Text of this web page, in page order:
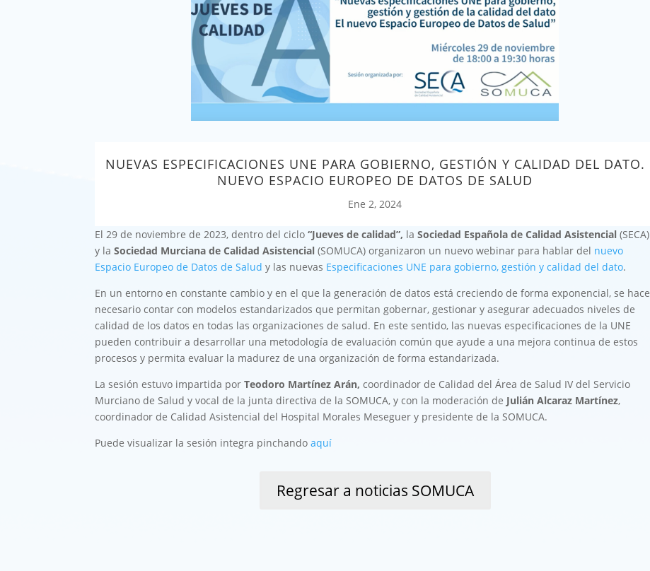
NUEVAS ESPECIFICACIONES UNE PARA GOBIERNO, GESTIÓN Y CALIDAD DEL DATO.
NUEVO ESPACIO EUROPEO DE DATOS DE SALUD
Ene 2, 2024
El 29 de noviembre de 2023, dentro del ciclo“Jueves de calidad”, laSociedad Española de Calidad Asistencial(SECA)
y laSociedad Murciana de Calidad Asistencial(SOMUCA) organizaron un nuevo webinar para hablar del nuevo
Espacio Europeo de Datos de Salud y las nuevas Especificaciones UNE para gobierno, gestión y calidad del dato.
En un entorno en constante cambio y en el que la generación de datos está creciendo de forma exponencial, se hace
necesario contar con modelos estandarizados que permitan gobernar, gestionar y asegurar adecuados niveles de
calidad de los datos en todas las organizaciones de salud. En este sentido, las nuevas especificaciones de la UNE
pueden contribuir a desarrollar una metodología de evaluación común que ayude a una mejora continua de estos
procesos y permita evaluar la madurez de una organización de forma estandarizada.
La sesión estuvo impartida porTeodoro Martínez Arán,coordinador de Calidad del Área de Salud IV del Servicio
Murciano de Salud y vocal de la junta directiva de la SOMUCA, y con la moderación de Julián Alcaraz Martínez,
coordinador de Calidad Asistencial del Hospital Morales Meseguer y presidente de la SOMUCA.
Puede visualizar la sesión integra pinchandoaquí
Regresar a noticias SOMUCA